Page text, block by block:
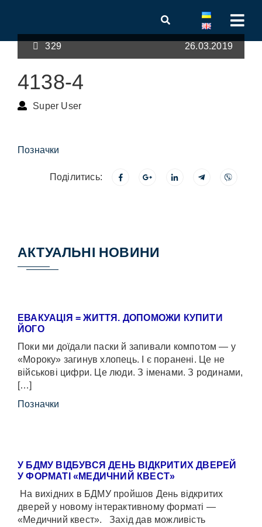
329 26.03.2019
4138-4
Super User
Позначки
Поділитись:
АКТУАЛЬНІ НОВИНИ
ЕВАКУАЦІЯ = ЖИТТЯ. ДОПОМОЖИ КУПИТИ
ЙОГО
Поки ми доїдали паски й запивали компотом — у
«Мороку» загинув хлопець. І є поранені. Це не
військові цифри. Це люди. З іменами. З родинами,
[…]
Позначки
У БДМУ ВІДБУВСЯ ДЕНЬ ВІДКРИТИХ ДВЕРЕЙ
У ФОРМАТІ «МЕДИЧНИЙ КВЕСТ»
На вихідних в БДМУ пройшов День відкритих
дверей у новому інтерактивному форматі —
«Медичний квест». Захід дав можливість